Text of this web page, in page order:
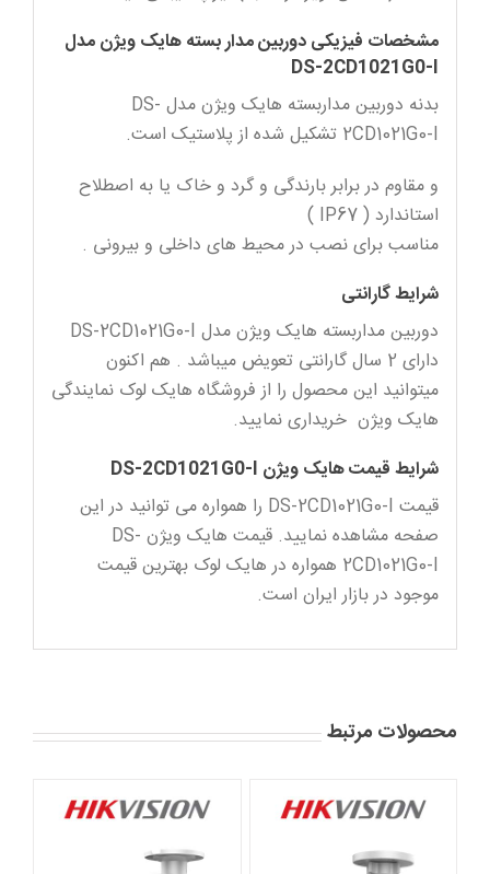
مشخصات فیزیکی دوربین مدار بسته هایک ویژن مدل
DS-2CD1021G0-I
بدنه دوربین مداربسته هایک ویژن مدل DS-
2CD1021G0-I تشکیل شده از پلاستیک است.
و مقاوم در برابر بارندگی و گرد و خاک یا به اصطلاح
استاندارد ( IP67 )
مناسب برای نصب در محیط های داخلی و بیرونی .
شرایط گارانتی
دوربین مداربسته هایک ویژن مدل DS-2CD1021G0-I
دارای 2 سال گارانتی تعویض میباشد . هم اکنون
میتوانید این محصول را از فروشگاه هایک لوک نمایندگی
هایک ویژن خریداری نمایید.
شرایط قیمت هایک ویژن DS-2CD1021G0-I
قیمت DS-2CD1021G0-I را همواره می توانید در این
صفحه مشاهده نمایید. قیمت هایک ویژن DS-
2CD1021G0-I همواره در هایک لوک بهترین قیمت
موجود در بازار ایران است.
محصولات مرتبط